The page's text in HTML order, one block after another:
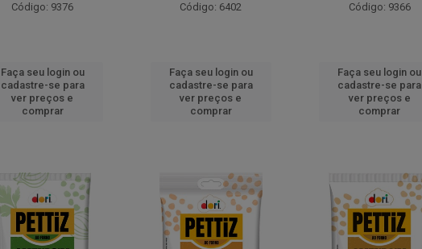
Código: 9376
Faça seu login ou
cadastre-se para
ver preços e
comprar
Código: 6402
Faça seu login ou
cadastre-se para
ver preços e
comprar
Código: 9366
Faça seu login ou
cadastre-se para
ver preços e
comprar